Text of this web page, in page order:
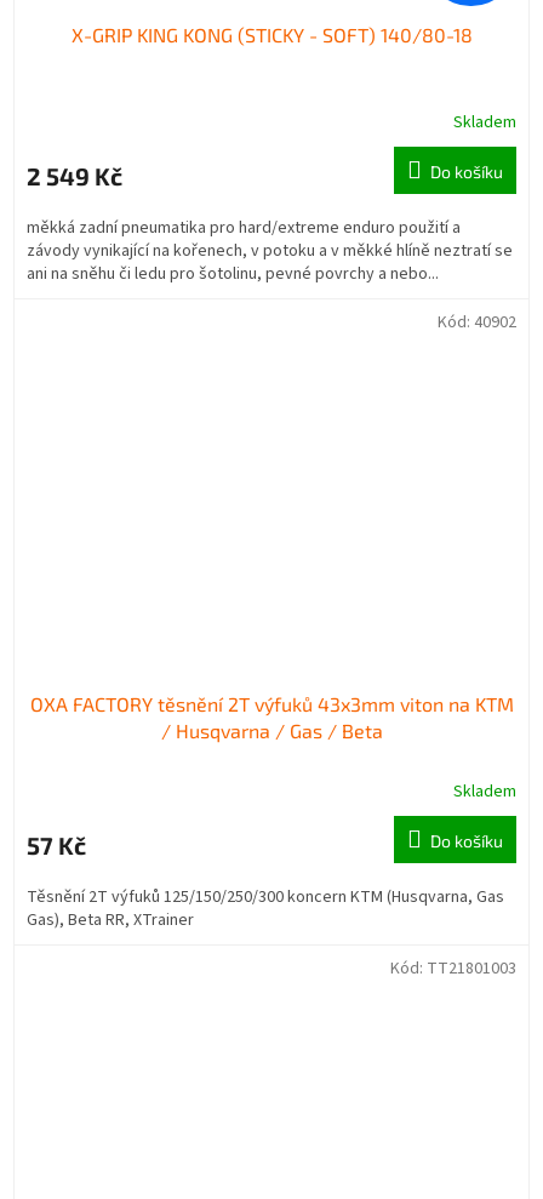
X-GRIP KING KONG (STICKY - SOFT) 140/80-18
Skladem
2 549 Kč Do košíku
měkká zadní pneumatika pro hard/extreme enduro použití a
závody vynikající na kořenech, v potoku a v měkké hlíně neztratí se
ani na sněhu či ledu pro šotolinu, pevné povrchy a nebo...
OXA FACTORY těsnění 2T výfuků 43x3mm viton na KTM
/ Husqvarna / Gas / Beta
Skladem
57 Kč Do košíku
Těsnění 2T výfuků 125/150/250/300 koncern KTM (Husqvarna, Gas
Gas), Beta RR, XTrainer
Kód: 40902
Kód: TT21801003